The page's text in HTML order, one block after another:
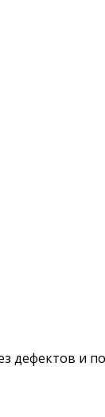
дефектов и